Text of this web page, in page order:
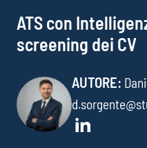
ATS con
screening dei CV
AUTORE: